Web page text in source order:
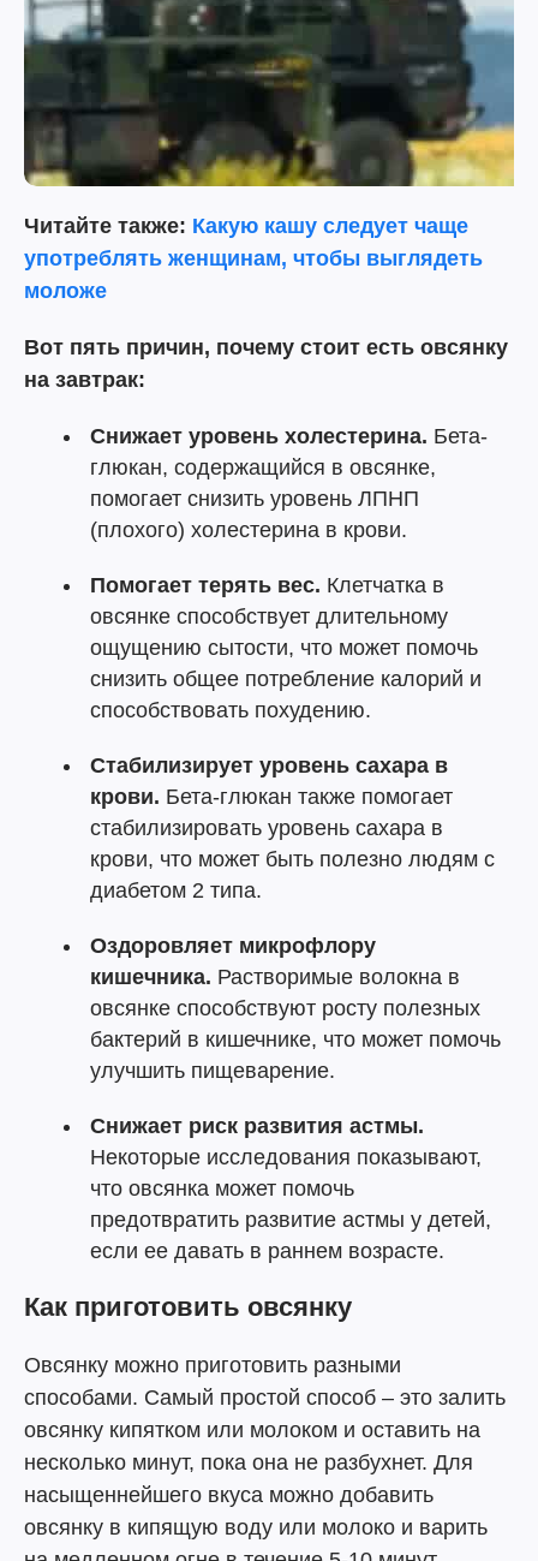
Читайте также: Какую кашу следует чаще
употреблять женщинам, чтобы выглядеть
моложе
Вот пять причин, почему стоит есть овсянку
на завтрак:
Снижает уровень холестерина. Бета-
глюкан, содержащийся в овсянке,
помогает снизить уровень ЛПНП
(плохого) холестерина в крови.
Помогает терять вес. Клетчатка в
овсянке способствует длительному
ощущению сытости, что может помочь
снизить общее потребление калорий и
способствовать похудению.
Стабилизирует уровень сахара в
крови. Бета-глюкан также помогает
стабилизировать уровень сахара в
крови, что может быть полезно людям с
диабетом 2 типа.
Оздоровляет микрофлору
кишечника. Растворимые волокна в
овсянке способствуют росту полезных
бактерий в кишечнике, что может помочь
улучшить пищеварение.
Снижает риск развития астмы.
Некоторые исследования показывают,
что овсянка может помочь
предотвратить развитие астмы у детей,
если ее давать в раннем возрасте.
Как приготовить овсянку
Овсянку можно приготовить разными
способами. Самый простой способ – это залить
овсянку кипятком или молоком и оставить на
несколько минут, пока она не разбухнет. Для
насыщеннейшего вкуса можно добавить
овсянку в кипящую воду или молоко и варить